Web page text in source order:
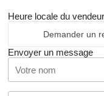
Heure locale du
Demander un
Envoyer un message